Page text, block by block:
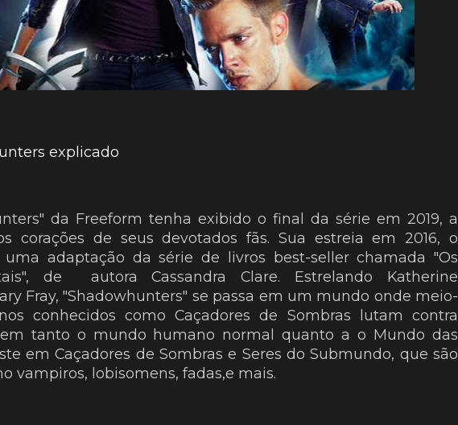
explicado
da Freeform tenha exibido o final da série em 2019, a
corações de seus devotados fãs. Sua estreia em 2016, o
adaptação da série de livros best-seller chamada "Os
de autora Cassandra Clare. Estrelando Katherine
Fray, "Shadowhunters" se passa em um mundo onde meio-
conhecidos como Caçadores de Sombras lutam contra
tanto o mundo humano normal quanto a o Mundo das
em Caçadores de Sombras e Seres do Submundo, que são
vampiros, lobisomens, fadas,e mais.